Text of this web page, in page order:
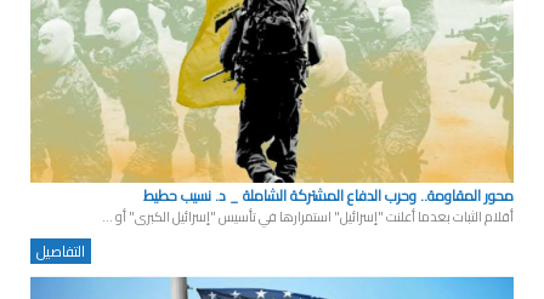
محور المقاومة.. وحرب الدفاع المشتركة الشاملة _ د. نسيب حطيط
أقلام الثبات بعدما أعلنت "إسرائيل" استمرارها في تأسيس "إسرائيل الكبرى" أو ...
التفاصيل